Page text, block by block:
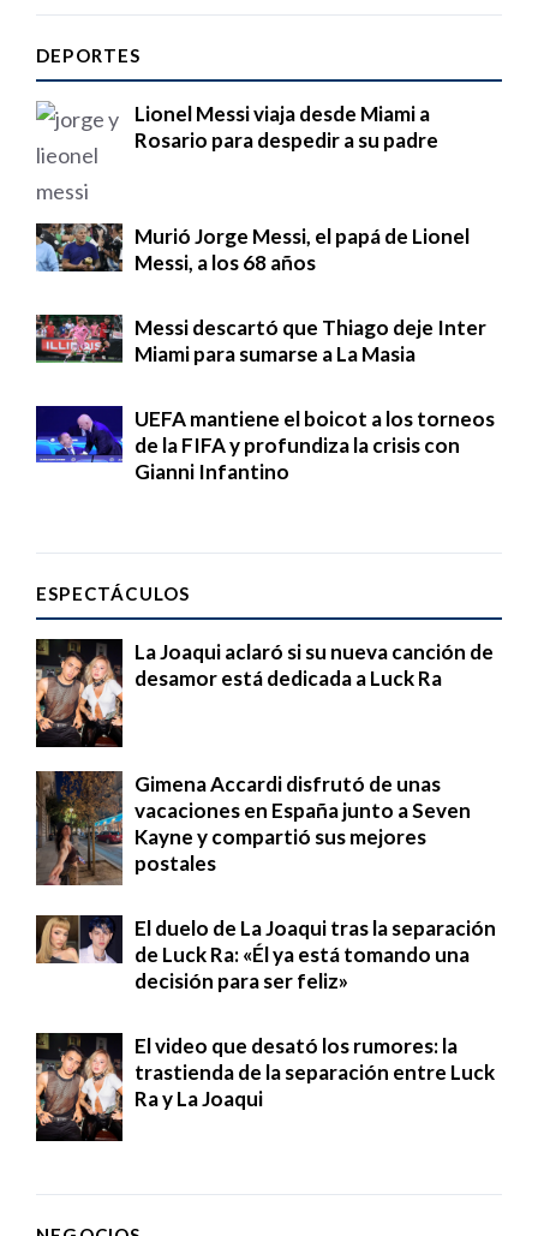
DEPORTES
Lionel Messi viaja desde Miami a
Rosario para despedir a su padre
Murió Jorge Messi, el papá de Lionel
Messi, a los 68 años
Messi descartó que Thiago deje Inter
Miami para sumarse a La Masia
UEFA mantiene el boicot a los torneos
de la FIFA y profundiza la crisis con
Gianni Infantino
ESPECTÁCULOS
La Joaqui aclaró si su nueva canción de
desamor está dedicada a Luck Ra
Gimena Accardi disfrutó de unas
vacaciones en España junto a Seven
Kayne y compartió sus mejores
postales
El duelo de La Joaqui tras la separación
de Luck Ra: «Él ya está tomando una
decisión para ser feliz»
El video que desató los rumores: la
trastienda de la separación entre Luck
Ra y La Joaqui